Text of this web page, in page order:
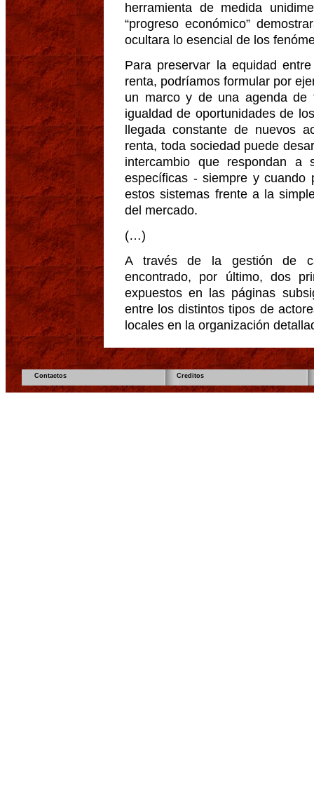
herramienta de medida
“progreso económico”
ocultara lo esencial de los
Para preservar la equidad
renta, podríamos formular por
un marco y de una agenda de
igualdad de oportunidades de
llegada constante de nuevos
renta, toda sociedad puede
intercambio que respondan
específicas - siempre y cuando
estos sistemas frente a la
del mercado.
(…)
A través de la gestión de
encontrado, por último, dos
expuestos en las páginas
entre los distintos tipos de
locales en la organización
Contactos Creditos